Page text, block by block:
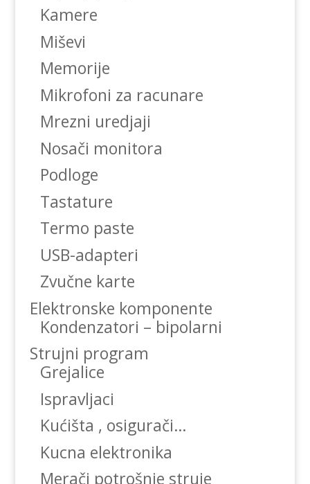
Kamere
Miševi
Memorije
Mikrofoni za racunare
Mrezni uredjaji
Nosači monitora
Podloge
Tastature
Termo paste
USB-adapteri
Zvučne karte
Elektronske komponente
Kondenzatori – bipolarni
Strujni program
Grejalice
Ispravljaci
Kućišta , osigurači…
Kucna elektronika
Merači potrošnje struje